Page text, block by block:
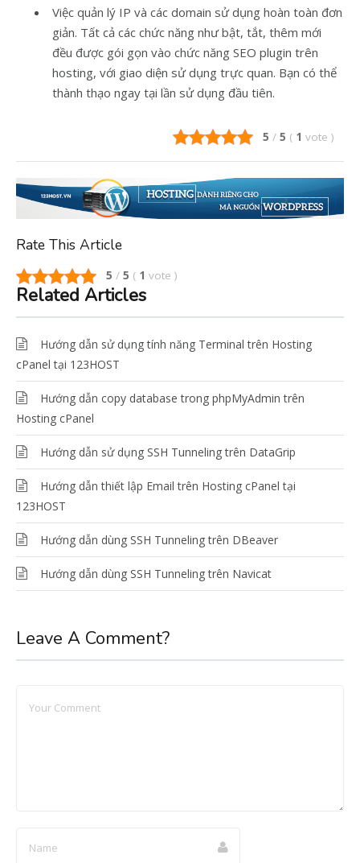
Việc quản lý IP và các domain sử dụng hoàn toàn đơn
giản. Tất cả các chức năng như bật, tắt, thêm mới
đều được gói gọn vào chức năng SEO plugin trên
hosting, với giao diện sử dụng trực quan. Bạn có thể
thành thạo ngay tại lần sử dụng đầu tiên.
5 / 5 ( 1 vote )
Rate This Article
5 / 5 ( 1 vote )
Related Articles
Hướng dẫn sử dụng tính năng Terminal trên Hosting
cPanel tại 123HOST
Hướng dẫn copy database trong phpMyAdmin trên
Hosting cPanel
Hướng dẫn sử dụng SSH Tunneling trên DataGrip
Hướng dẫn thiết lập Email trên Hosting cPanel tại
123HOST
Hướng dẫn dùng SSH Tunneling trên DBeaver
Hướng dẫn dùng SSH Tunneling trên Navicat
Leave A Comment?